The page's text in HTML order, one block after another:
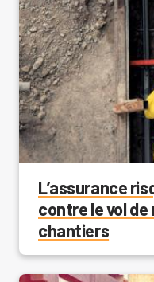
L’assurance
contre le vol
chantiers